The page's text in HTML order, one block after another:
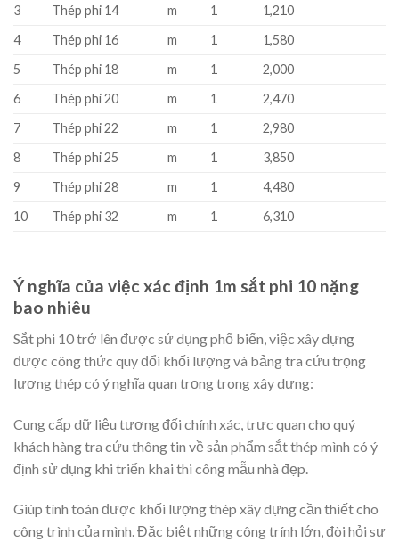
3 Thép phi 14 m 1
1,210
4
Thép phi 16 m 1
1,580
5
Thép phi 18 m 1
2,000
6
Thép phi 20 m 1
2,470
7
Thép phi 22 m 1
2,980
8
Thép phi 25 m 1
3,850
9
Thép phi 28 m 1
4,480
10
Thép phi 32 m 1 6,310
Ý nghĩa của việc xác định 1m sắt phi 10 nặng
bao nhiêu
Sắt phi 10 trở lên được sử dụng phổ biến, việc xây dựng
được công thức quy đổi khối lượng và bảng tra cứu trọng
lượng thép có ý nghĩa quan trọng trong xây dựng:
Cung cấp dữ liệu tương đối chính xác, trực quan cho quý
khách hàng tra cứu thông tin về sản phẩm sắt thép mình có ý
định sử dụng khi triển khai thi công mẫu nhà đẹp.
Giúp tính toán được khối lượng thép xây dựng cần thiết cho
công trình của mình. Đặc biệt những công trính lớn, đòi hỏi sự